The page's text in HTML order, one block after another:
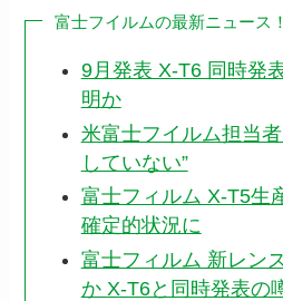
富士フイルムの最新ニュース！
9月発表 X-T6 同時発
明か
米富士フイルム担当
していない”
富士フィルム X-T5生
確定的状況に
富士フィルム 新レン
か X-T6と同時発表の